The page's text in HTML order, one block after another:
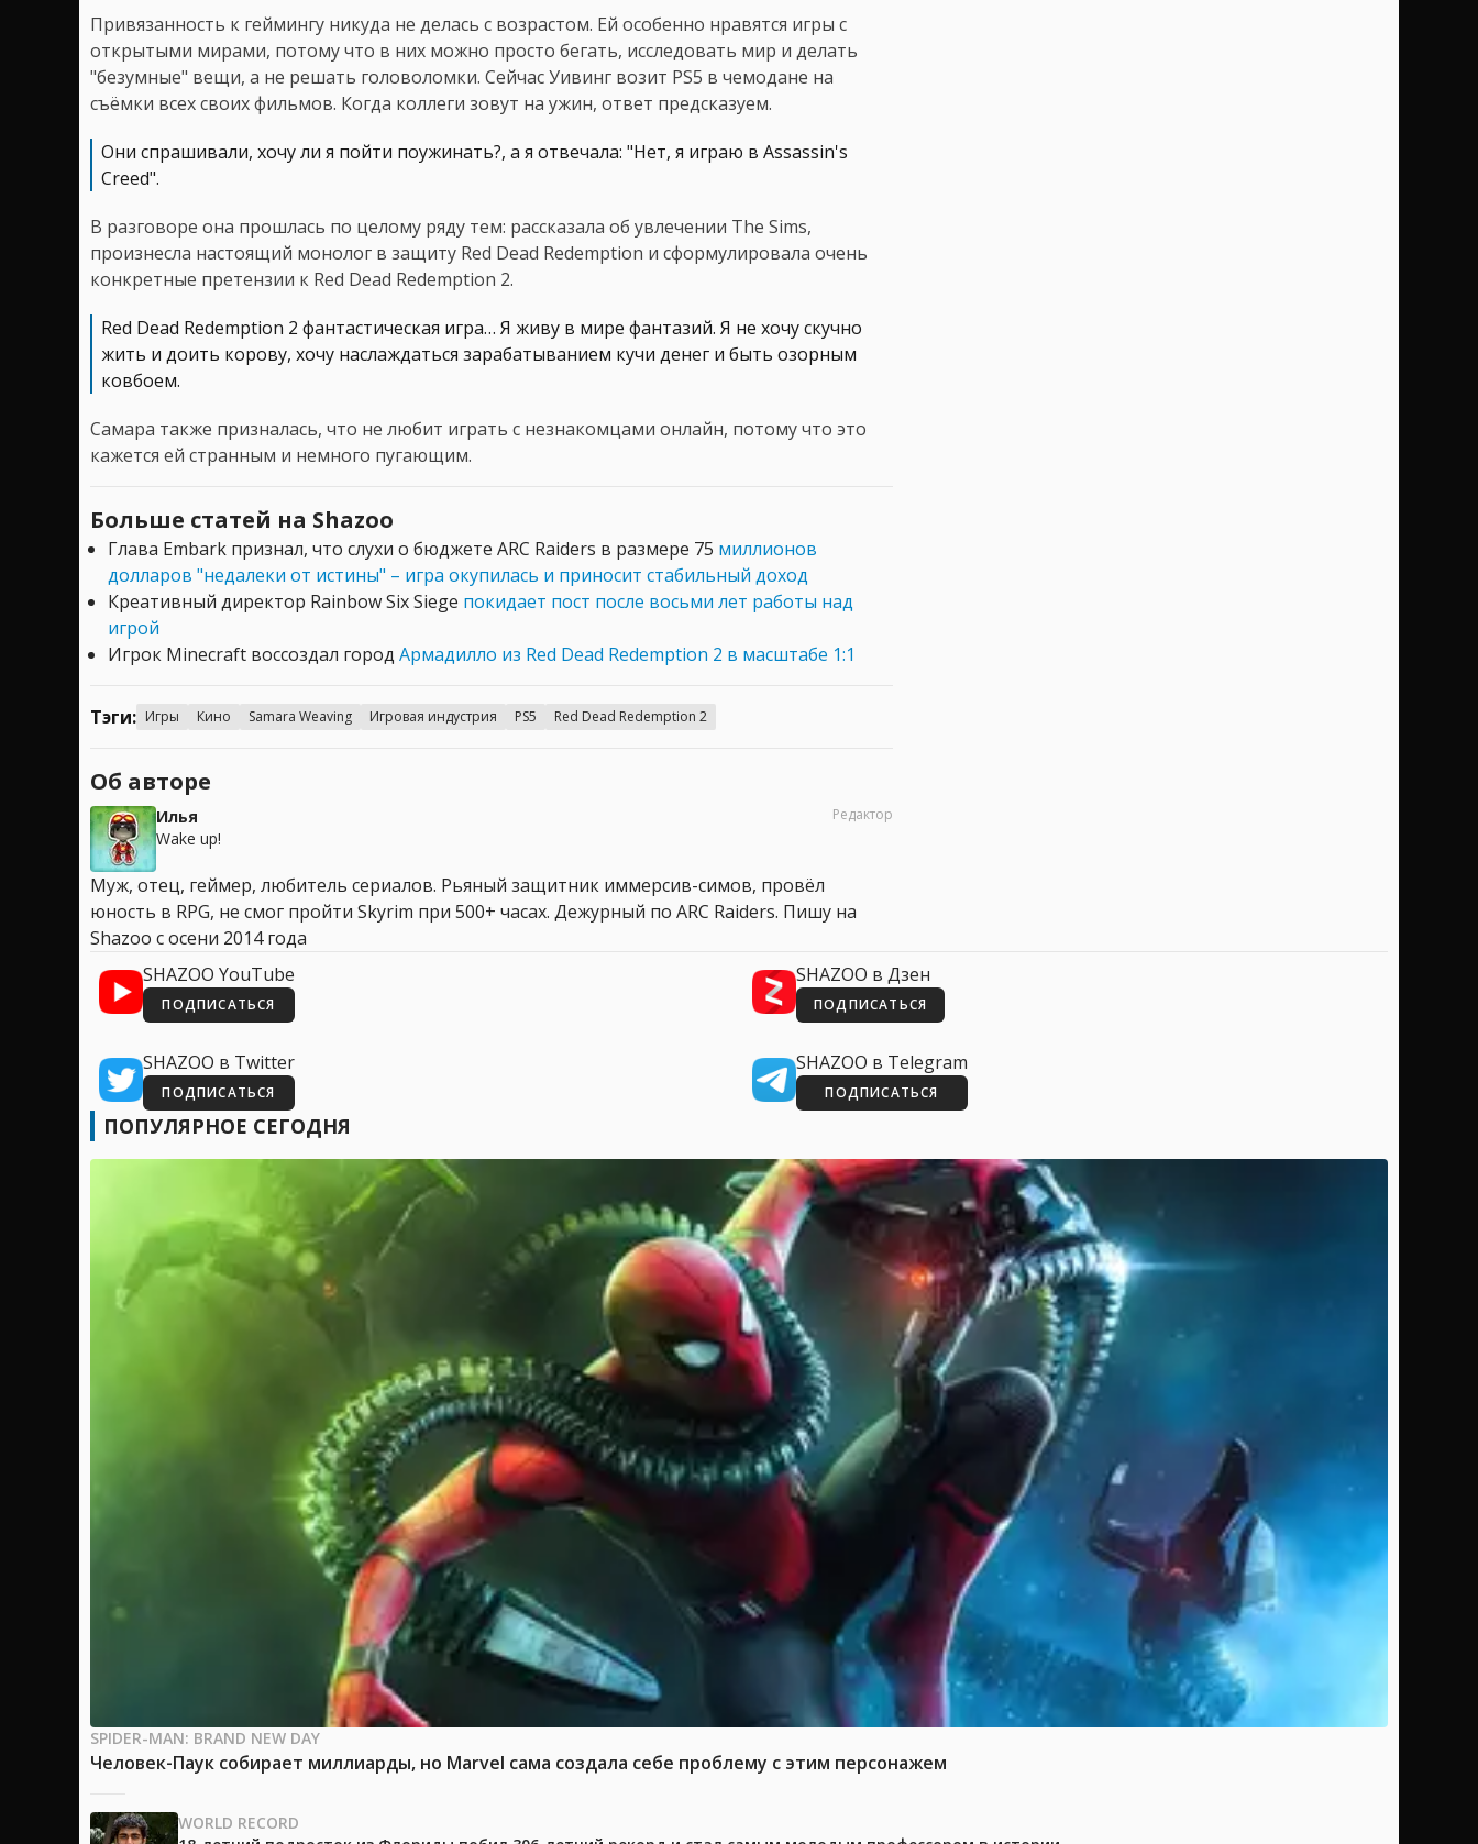
Привязанность к геймингу никуда не делась с возрастом. Ей особенно нравятся игры с
открытыми мирами, потому что в них можно просто бегать, исследовать мир и делать
"безумные" вещи, а не решать головоломки. Сейчас Уивинг возит PS5 в чемодане на
съёмки всех своих фильмов. Когда коллеги зовут на ужин, ответ предсказуем.
Они спрашивали, хочу ли я пойти поужинать?, а я отвечала: "Нет, я играю в Assassin's
Creed".
В разговоре она прошлась по целому ряду тем: рассказала об увлечении The Sims,
произнесла настоящий монолог в защиту Red Dead Redemption и сформулировала очень
конкретные претензии к Red Dead Redemption 2.
Red Dead Redemption 2 фантастическая игра… Я живу в мире фантазий. Я не хочу скучно
жить и доить корову, хочу наслаждаться зарабатыванием кучи денег и быть озорным
ковбоем.
Самара также призналась, что не любит играть с незнакомцами онлайн, потому что это
кажется ей странным и немного пугающим.
Больше статей на Shazoo
Глава Embark признал, что слухи о бюджете ARC Raiders в размере 75 миллионов
долларов "недалеки от истины" – игра окупилась и приносит стабильный доход
Креативный директор Rainbow Six Siege покидает пост после восьми лет работы над
игрой
Игрок Minecraft воссоздал город Армадилло из Red Dead Redemption 2 в масштабе 1:1
Тэги: Игры Кино Samara Weaving Игровая индустрия PS5 Red Dead Redemption 2
Об авторе
Илья
Wake up!
Редактор
Муж, отец, геймер, любитель сериалов. Рьяный защитник иммерсив-симов, провёл
юность в RPG, не смог пройти Skyrim при 500+ часах. Дежурный по ARC Raiders. Пишу на
Shazoo с осени 2014 года
SHAZOO YouTube
ПОДПИСАТЬСЯ
SHAZOO в Дзен
ПОДПИСАТЬСЯ
SHAZOO в Twitter
ПОДПИСАТЬСЯ
SHAZOO в Telegram
ПОДПИСАТЬСЯ
ПОПУЛЯРНОЕ СЕГОДНЯ
SPIDER-MAN: BRAND NEW DAY
Человек-Паук собирает миллиарды, но Marvel сама создала себе проблему с этим персонажем
WORLD RECORD